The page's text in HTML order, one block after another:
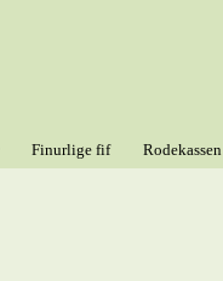
Finurlige fif Rodekassen